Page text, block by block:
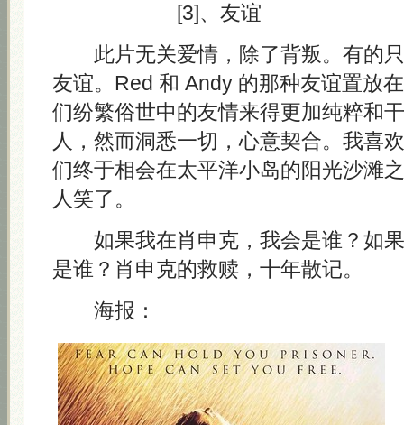
[3]、友谊
此片无关爱情，除了背叛。有的只
友谊。Red 和 Andy 的那种友谊置放
们纷繁俗世中的友情来得更加纯粹和
人，然而洞悉一切，心意契合。我喜
们终于相会在太平洋小岛的阳光沙滩
人笑了。
如果我在肖申克，我会是谁？如果
是谁？肖申克的救赎，十年散记。
海报：